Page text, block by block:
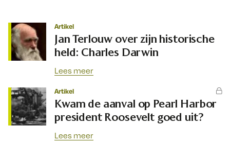
Artikel
Jan Terlouw over zijn historische
held: Charles Darwin
Lees meer
Artikel
Kwam de aanval op Pearl Harbor
president Roosevelt goed uit?
Lees meer